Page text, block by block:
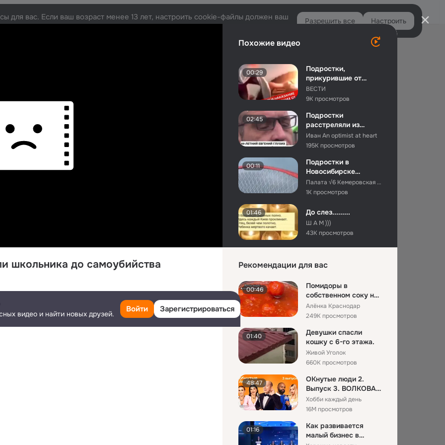
школьника до самоубийства
Поделиться 3 Ещё
Похожие видео
00:29
Подростки,
прикурившие от
Вечного огня,
признали свою вину
ВЕСТИ
9K просмотров
02:45
Подростки
расстреляли из
травмата
многодетного отца,
Иван An optimist at heart
195K просмотров
00:11
Подростки в
Новосибирске
решили прогуляться
прямо по арке Бу...
Палата √6 Кемеровская область
1K просмотров
01:46 До слез.........
Ш А М )))
43K просмотров
от калачинцев
92K просмотров
00:07
Школьника за рулём
питбайка задержали
в Армавире
Армавирский собеседник
1K просмотров
00:47
Подростки случайно
приехали в Кемерово
на грузовом поезде,
ДТП Кемерово
79 просмотров
00:25 Довели человека.
Станислав Фирсов
00:31 До конца 🌺
Рекомендации для вас
00:46
Помидоры в
собственном соку на
зиму — простой и
проверенный ...
Алёнка Краснодар
249K просмотров
01:40
Девушки спасли
кошку с 6-го этажа.
Живой Уголок
660K просмотров
48:47
ОКнутые люди 2.
Выпуск 3. ВОЛКОВА
и ЧЕХОВА против
ГАВРИЛИНО...
Хобби каждый день
16M просмотров
01:16
Как развивается
малый бизнес в
Войти
для вас. Если ваш возраст менее 13 лет, настроить cookie-файлы должен ваш
Разрешить все Настроить
видео и найти новых друзей.
Войти Зарегистрироваться